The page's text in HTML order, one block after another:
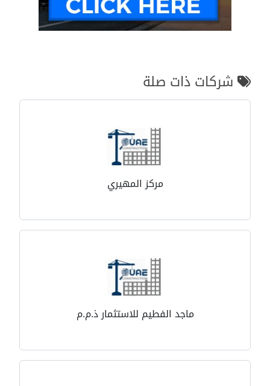
شركات ذات صلة
مركز المهيري
ماجد الفطيم للاستثمار ذ.م.م